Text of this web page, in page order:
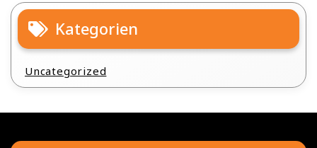
Kategorien
Uncategorized